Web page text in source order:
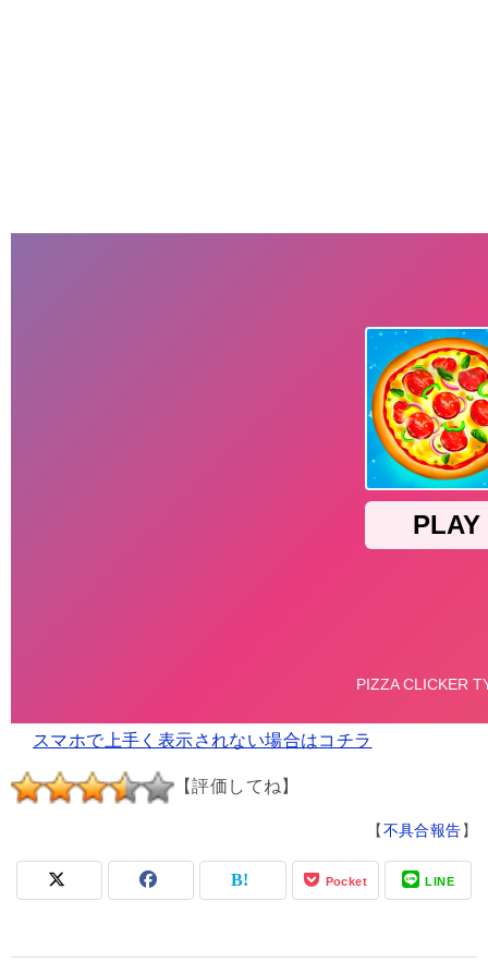
スマホで上手く表示されない場合はコチラ
【評価してね】
【不具合報告】
Pocket LINE